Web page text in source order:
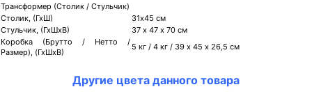
Трансформер (Столик / Стульчик)
Столик, (ГхШ)
31х45 см
Стульчик, (ГхШхВ)
37 х 47 х 70 см
Коробка (Брутто / Нетто /
Размер), (ГхШхВ)
5 кг / 4 кг / 39 х 45 х 26,5 см
Другие цвета данного товара